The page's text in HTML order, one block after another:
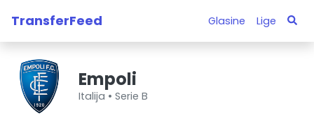
TransferFeed Glasine Lige
Empoli
Italija • Serie B